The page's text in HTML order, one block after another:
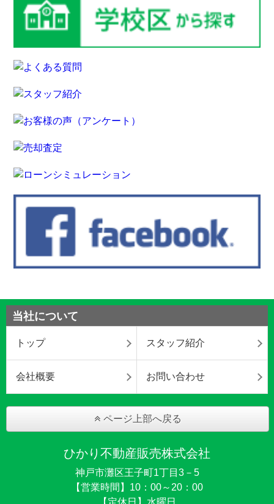
当社について
トップ スタッフ紹介
会社概要 お問い合わせ
ページ上部へ戻る
ひかり不動産販売株式会社
神戸市灘区王子町1丁目3－5
【営業時間】10：00～20：00